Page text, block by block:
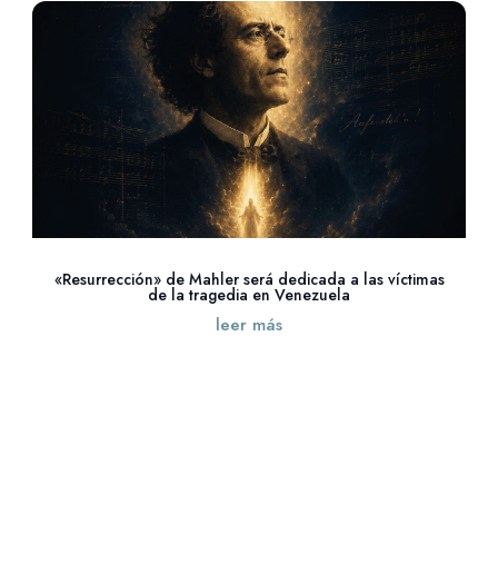
«Resurrección» de Mahler será dedicada a las víctimas
de la tragedia en Venezuela
leer más